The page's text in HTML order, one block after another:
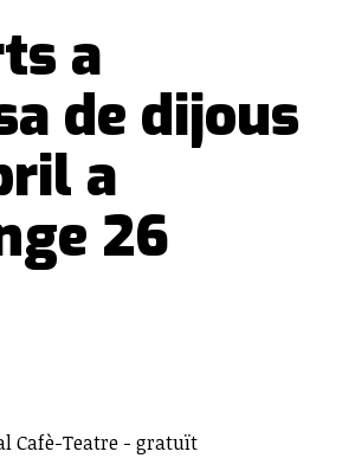
a
de dijous
a
26
al Cafè-Teatre - gratuït